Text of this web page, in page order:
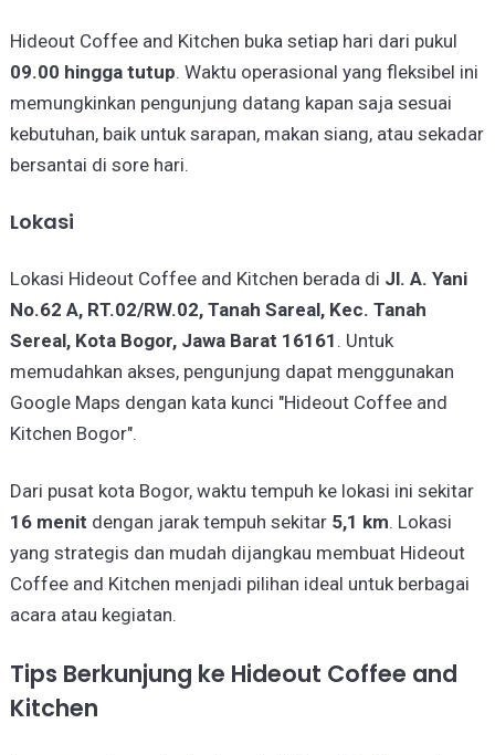
Hideout Coffee and Kitchen buka setiap hari dari pukul
09.00 hingga tutup. Waktu operasional yang fleksibel ini
memungkinkan pengunjung datang kapan saja sesuai
kebutuhan, baik untuk sarapan, makan siang, atau sekadar
bersantai di sore hari.
Lokasi
Lokasi Hideout Coffee and Kitchen berada di Jl. A. Yani
No.62 A, RT.02/RW.02, Tanah Sareal, Kec. Tanah
Sereal, Kota Bogor, Jawa Barat 16161 . Untuk
memudahkan akses, pengunjung dapat menggunakan
Google Maps dengan kata kunci "Hideout Coffee and
Kitchen Bogor".
Dari pusat kota Bogor, waktu tempuh ke lokasi ini sekitar
16 menit dengan jarak tempuh sekitar 5,1 km. Lokasi
yang strategis dan mudah dijangkau membuat Hideout
Coffee and Kitchen menjadi pilihan ideal untuk berbagai
acara atau kegiatan.
Tips Berkunjung ke Hideout Coffee and
Kitchen